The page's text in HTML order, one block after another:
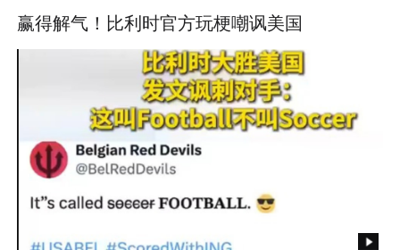
赢得解气！比利时官方玩梗嘲讽美国